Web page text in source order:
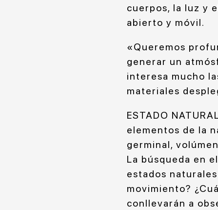
cuerpos, la luz y
abierto y móvil.
«Queremos
generar un
interesa mucho
materiales
ESTADO
elementos de la
germinal,
La búsqueda en
estados
movimiento?
conllevarán a